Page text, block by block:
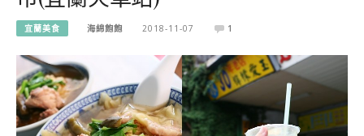
宜蘭美食 海綿飽飽 2018-11-07 1